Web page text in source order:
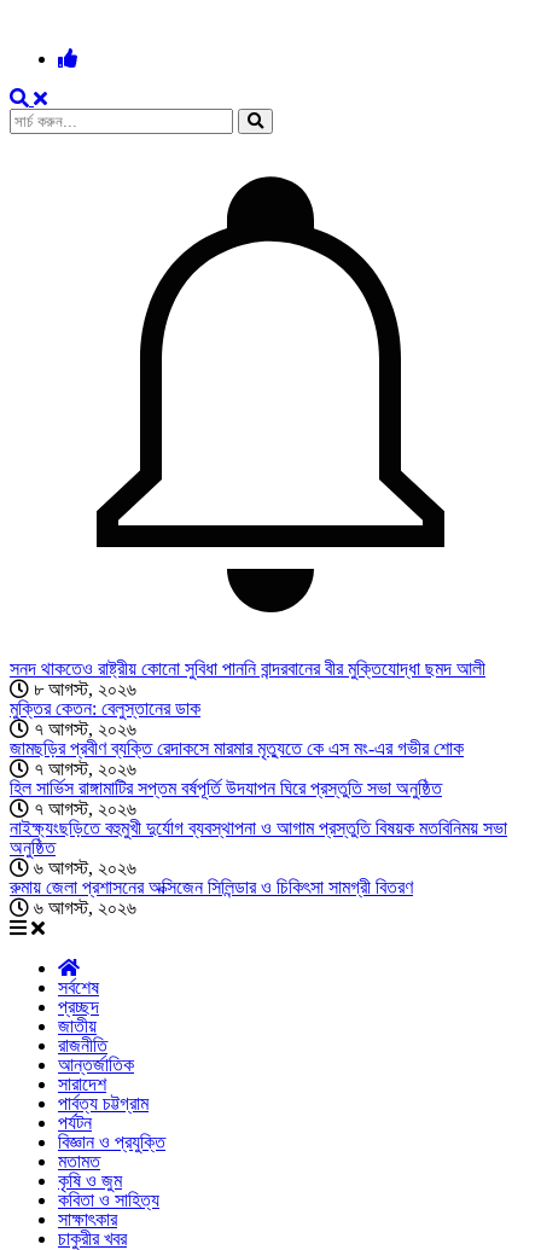
সনদ থাকতেও রাষ্ট্রীয় কোনো সুবিধা পাননি বান্দরবানের বীর মুক্তিযোদ্ধা ছমদ আলী
৮ আগস্ট, ২০২৬
মুক্তির কেতন: বেলুস্তানের ডাক
৭ আগস্ট, ২০২৬
জামছড়ির প্রবীণ ব্যক্তি রেদাকসে মারমার মৃত্যুতে কে এস মং-এর গভীর শোক
৭ আগস্ট, ২০২৬
হিল সার্ভিস রাঙ্গামাটির সপ্তম বর্ষপূর্তি উদযাপন ঘিরে প্রস্তুতি সভা অনুষ্ঠিত
৭ আগস্ট, ২০২৬
নাইক্ষ্যংছড়িতে বহুমুখী দুর্যোগ ব্যবস্থাপনা ও আগাম প্রস্তুতি বিষয়ক মতবিনিময় সভা
অনুষ্ঠিত
৬ আগস্ট, ২০২৬
রুমায় জেলা প্রশাসনের অক্সিজেন সিলিন্ডার ও চিকিৎসা সামগ্রী বিতরণ
৬ আগস্ট, ২০২৬
সর্বশেষ
প্রচ্ছদ
জাতীয়
রাজনীতি
আন্তর্জাতিক
সারাদেশ
পার্বত্য চট্টগ্রাম
পর্যটন
বিজ্ঞান ও প্রযুক্তি
মতামত
কৃষি ও জুম
কবিতা ও সাহিত্য
সাক্ষাৎকার
চাকুরীর খবর